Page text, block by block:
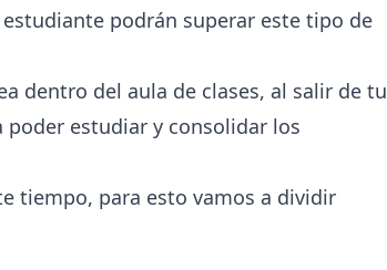
podrán superar este tipo de
dentro del aula de clases, al salir de tu
estudiar y consolidar los
tiempo, para esto vamos a dividir